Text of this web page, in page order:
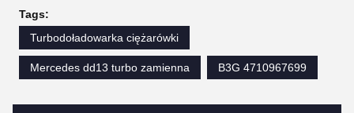
Tags:
Turbodoładowarka ciężarówki
Mercedes dd13 turbo zamienna B3G 4710967699